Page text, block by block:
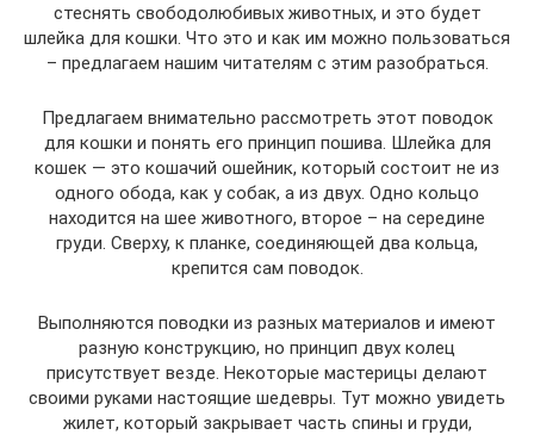
стеснять свободолюбивых животных, и это будет
шлейка для кошки. Что это и как им можно пользоваться
– предлагаем нашим читателям с этим разобраться.
Предлагаем внимательно рассмотреть этот поводок
для кошки и понять его принцип пошива. Шлейка для
кошек — это кошачий ошейник, который состоит не из
одного обода, как у собак, а из двух. Одно кольцо
находится на шее животного, второе – на середине
груди. Сверху, к планке, соединяющей два кольца,
крепится сам поводок.
Выполняются поводки из разных материалов и имеют
разную конструкцию, но принцип двух колец
присутствует везде. Некоторые мастерицы делают
своими руками настоящие шедевры. Тут можно увидеть
жилет, который закрывает часть спины и груди,